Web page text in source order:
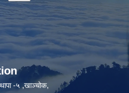
-५ ,खाञ्चोक,